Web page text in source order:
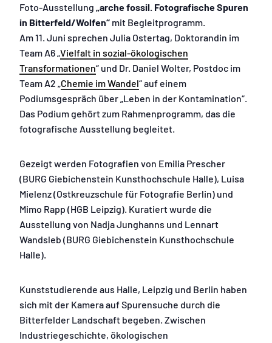
Foto-Ausstellung „arche fossil. Fotografische Spuren
in Bitterfeld/Wolfen“ mit Begleitprogramm.
Am 11. Juni sprechen Julia Ostertag, Doktorandin im
Team A6 „ Vielfalt in sozial-ökologischen
Transformationen“ und Dr. Daniel Wolter, Postdoc im
Team A2 „ Chemie im Wandel“ auf einem
Podiumsgespräch über „Leben in der Kontamination“.
Das Podium gehört zum Rahmenprogramm, das die
fotografische Ausstellung begleitet.
Gezeigt werden Fotografien von Emilia Prescher
(BURG Giebichenstein Kunsthochschule Halle), Luisa
Mielenz (Ostkreuzschule für Fotografie Berlin) und
Mimo Rapp (HGB Leipzig). Kuratiert wurde die
Ausstellung von Nadja Junghanns und Lennart
Wandsleb (BURG Giebichenstein Kunsthochschule
Halle).
Kunststudierende aus Halle, Leipzig und Berlin haben
sich mit der Kamera auf Spurensuche durch die
Bitterfelder Landschaft begeben. Zwischen
Industriegeschichte, ökologischen